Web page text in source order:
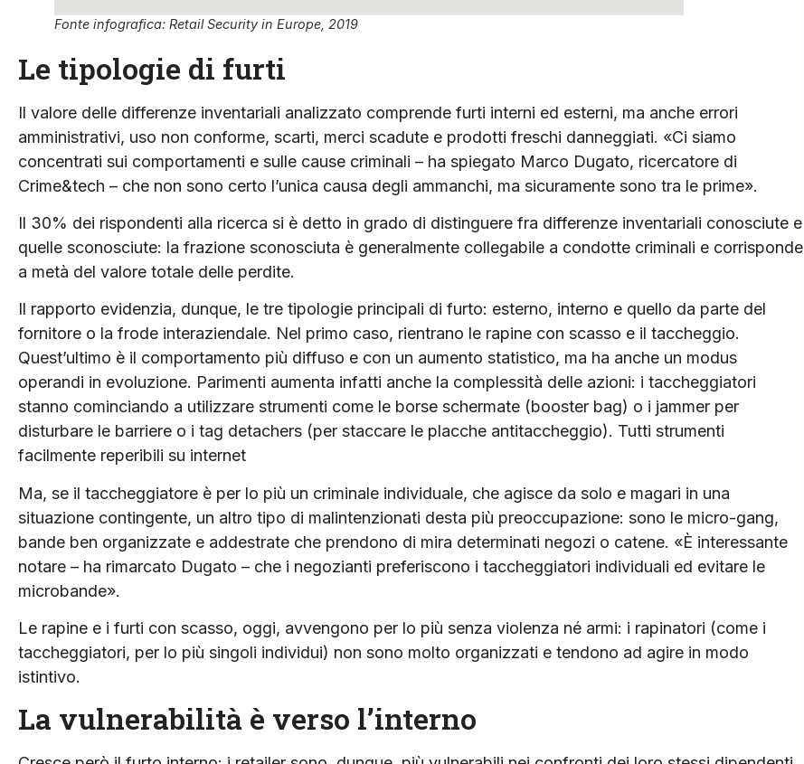
Fonte infografica: Retail Security in Europe, 2019
Le tipologie di furti
Il valore delle differenze inventariali analizzato comprende furti interni ed esterni, ma anche errori
amministrativi, uso non conforme, scarti, merci scadute e prodotti freschi danneggiati. «Ci siamo
concentrati sui comportamenti e sulle cause criminali – ha spiegato Marco Dugato, ricercatore di
Crime&tech – che non sono certo l’unica causa degli ammanchi, ma sicuramente sono tra le prime».
Il 30% dei rispondenti alla ricerca si è detto in grado di distinguere fra differenze inventariali conosciute e
quelle sconosciute: la frazione sconosciuta è generalmente collegabile a condotte criminali e corrisponde
a metà del valore totale delle perdite.
Il rapporto evidenzia, dunque, le tre tipologie principali di furto: esterno, interno e quello da parte del
fornitore o la frode interaziendale. Nel primo caso, rientrano le rapine con scasso e il taccheggio.
Quest’ultimo è il comportamento più diffuso e con un aumento statistico, ma ha anche un modus
operandi in evoluzione. Parimenti aumenta infatti anche la complessità delle azioni: i taccheggiatori
stanno cominciando a utilizzare strumenti come le borse schermate (booster bag) o i jammer per
disturbare le barriere o i tag detachers (per staccare le placche antitaccheggio). Tutti strumenti
facilmente reperibili su internet
Ma, se il taccheggiatore è per lo più un criminale individuale, che agisce da solo e magari in una
situazione contingente, un altro tipo di malintenzionati desta più preoccupazione: sono le micro-gang,
bande ben organizzate e addestrate che prendono di mira determinati negozi o catene. «È interessante
notare – ha rimarcato Dugato – che i negozianti preferiscono i taccheggiatori individuali ed evitare le
microbande».
Le rapine e i furti con scasso, oggi, avvengono per lo più senza violenza né armi: i rapinatori (come i
taccheggiatori, per lo più singoli individui) non sono molto organizzati e tendono ad agire in modo
istintivo.
La vulnerabilità è verso l’interno